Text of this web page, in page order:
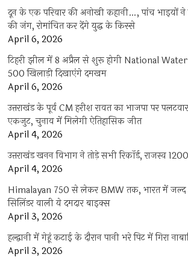
दून के एक परिवार की अनोखी कहानी…, पांच भाइयों
की जंग, रोमांचित कर देंगे युद्ध के किस्से
April 6, 2026
टिहरी झील में 8 अप्रैल से शुरू होगी National Water
500 खिलाड़ी दिखाएंगे दमखम
April 6, 2026
उत्तराखंड के पूर्व CM हरीश रावत का भाजपा पर
एकजुट, चुनाव में मिलेगी ऐतिहासिक जीत
April 4, 2026
उत्तराखंड खनन विभाग ने तोड़े सभी रिकॉर्ड, राजस्व
April 4, 2026
Himalayan 750 से लेकर BMW तक, भारत में
सिलिंडर वाली ये दमदार बाइक्स
April 3, 2026
हल्द्वानी में गेहूं कटाई के दौरान पानी भरे पिट में गिरा
April 3, 2026